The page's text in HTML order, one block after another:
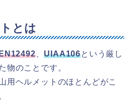
とは
、UIAA106という厳し
物のことです。
用ヘルメットのほとんどがこ